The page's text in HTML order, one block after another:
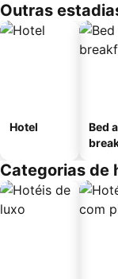
Outras
Hotel
Bed
Categorias de